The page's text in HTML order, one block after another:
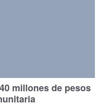
millones de pesos